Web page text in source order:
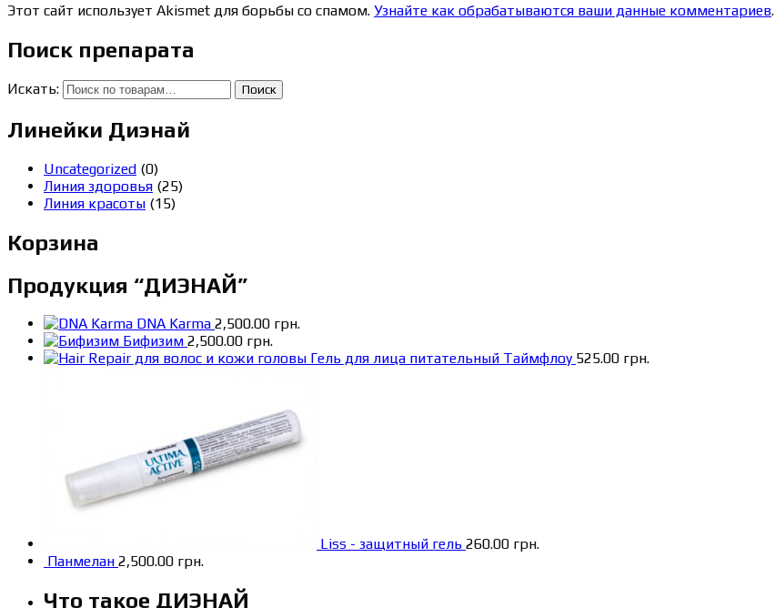
Этот сайт использует Akismet для борьбы со спамом. Узнайте как обрабатываются ваши данные комментариев.
Поиск препарата
Искать: Поиск
Линейки Диэнай
Uncategorized (0)
Линия здоровья (25)
Линия красоты (15)
Корзина
Продукция “ДИЭНАЙ”
DNA Karma 2,500.00 грн.
Бифизим 2,500.00 грн.
Гель для лица питательный Таймфлоу 525.00 грн.
Liss - защитный гель 260.00 грн.
Панмелан 2,500.00 грн.
Что такое ДИЭНАЙ